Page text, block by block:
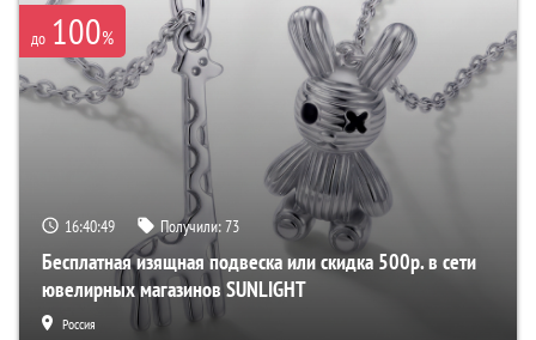
до 100%
16:40:47 Получили:73
Бесплатная изящная подвеска или скидка 500р. в сети
ювелирных магазинов SUNLIGHT
Россия